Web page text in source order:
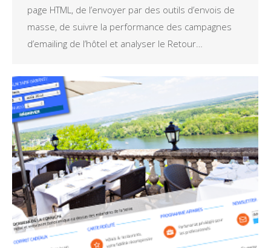
page HTML, de l’envoyer par des outils d’envois de
masse, de suivre la performance des campagnes
d’emailing de l’hôtel et analyser le Retour…